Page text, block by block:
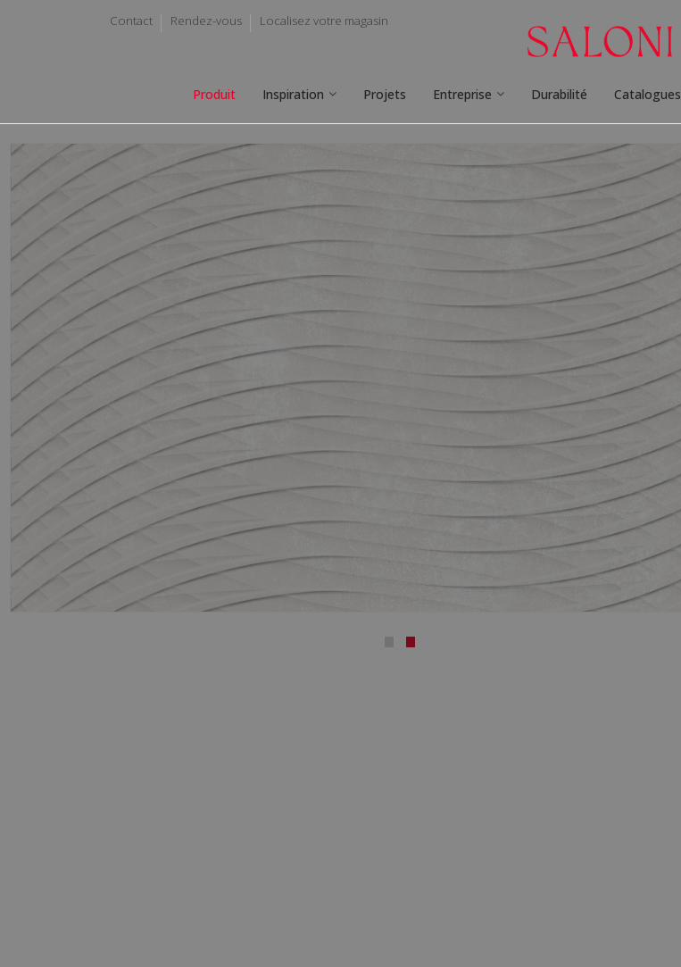
Contact Rendez-vous Localisez votre magasin
Produit Inspiration Projets Entreprise Durabilité Catalogues